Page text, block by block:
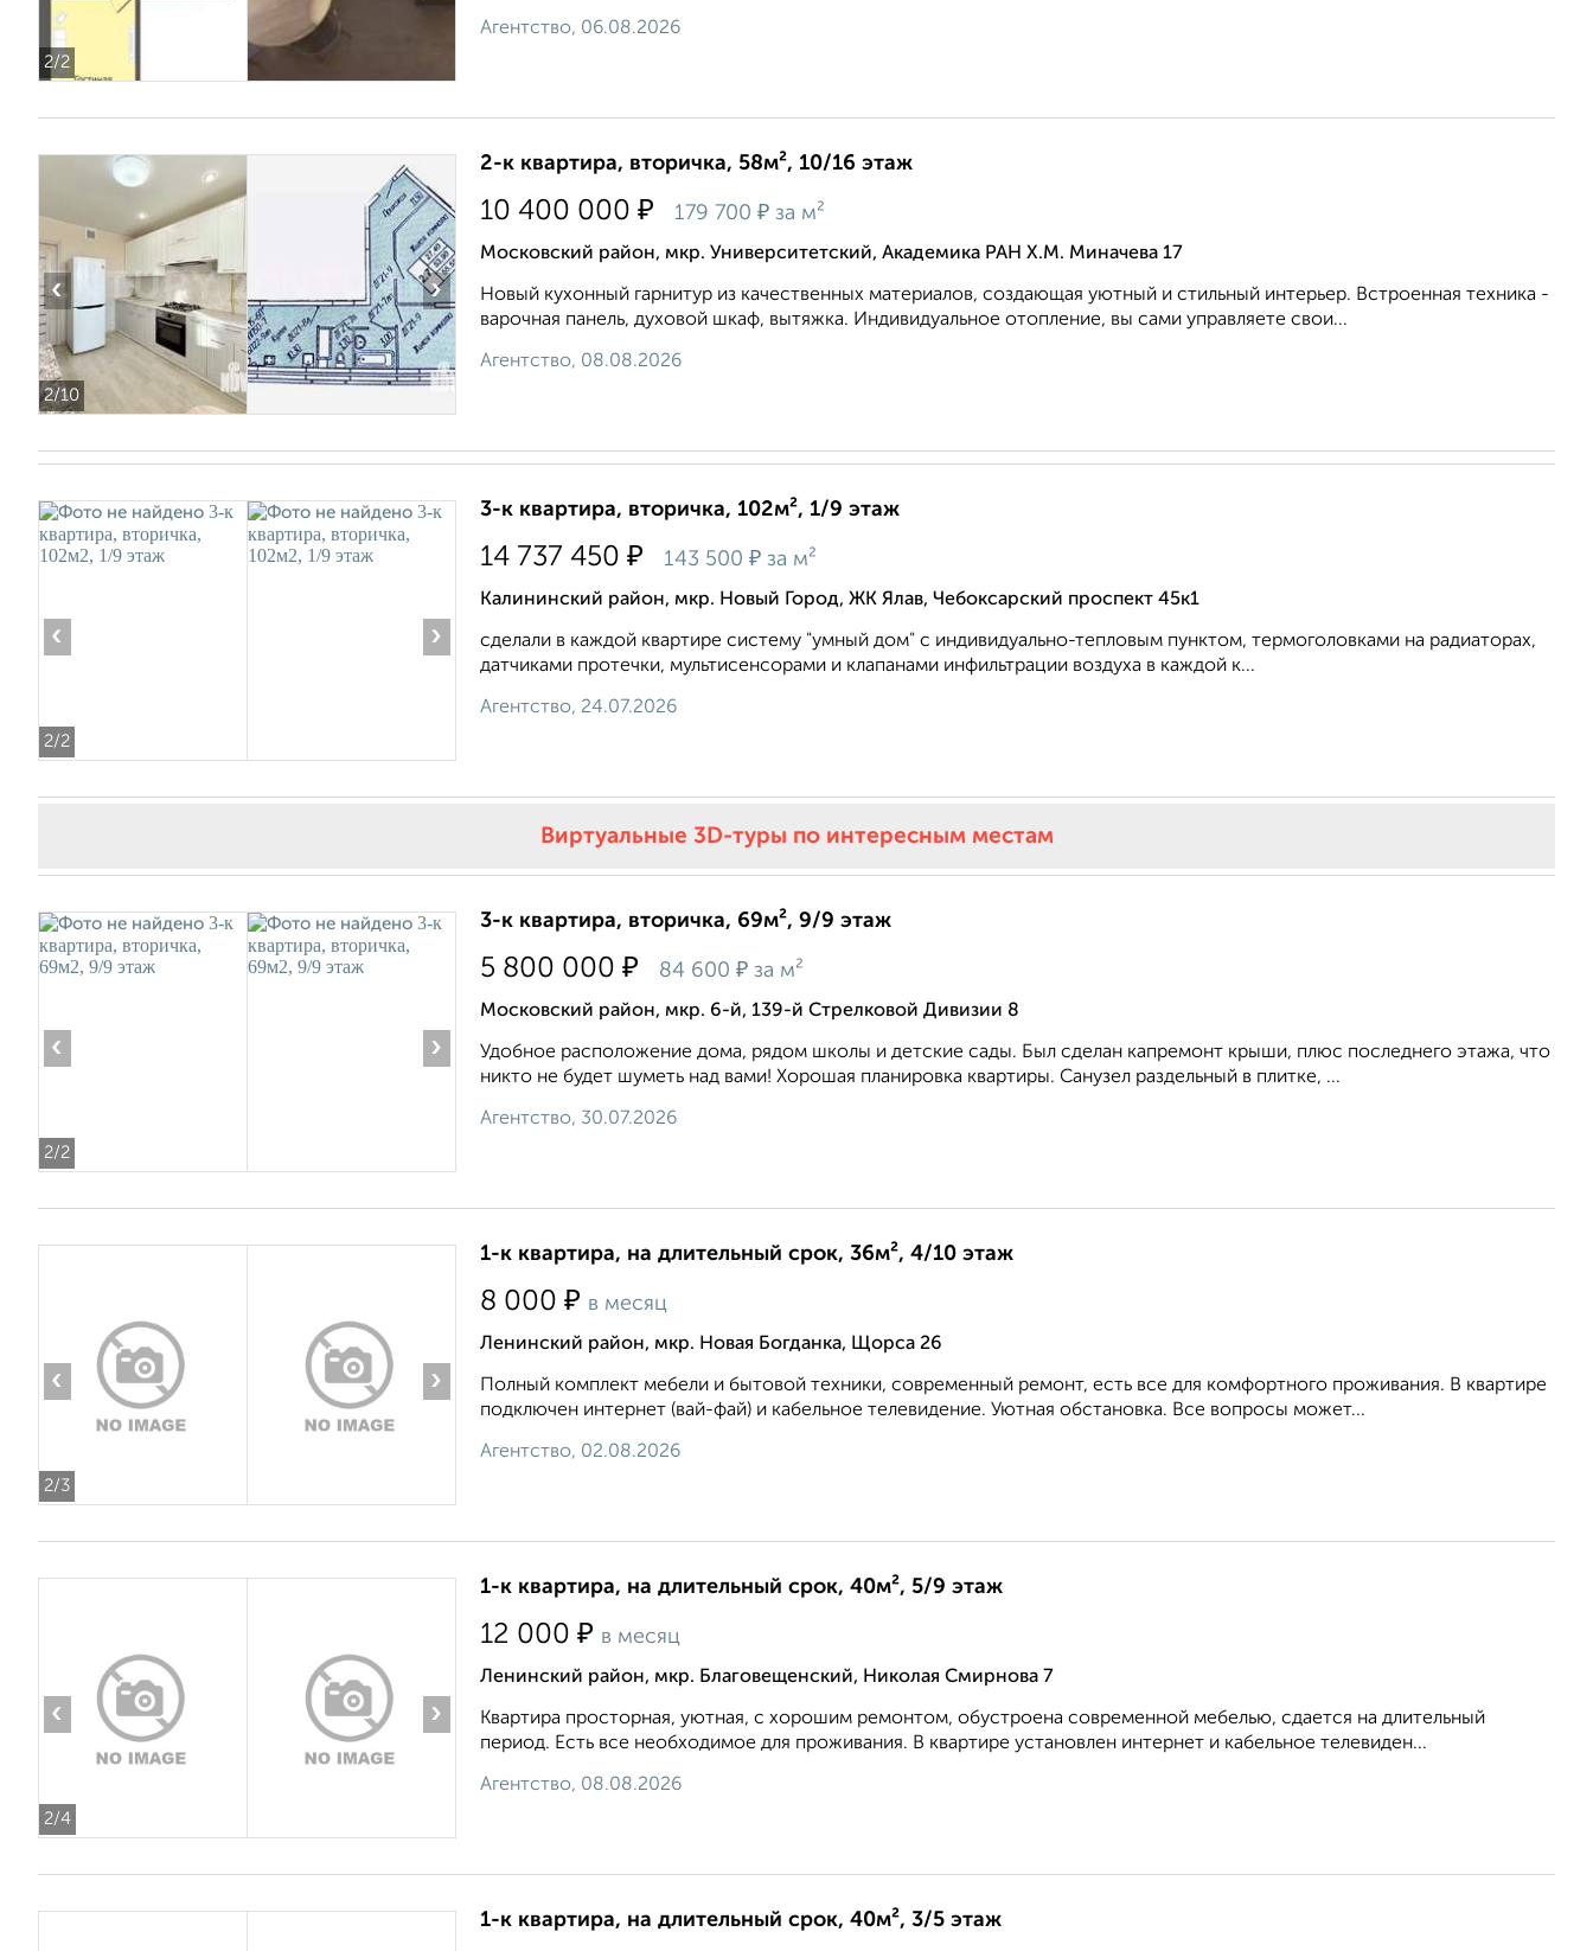
2/2
Агентство, 06.08.2026
2/10
‹ ›
2-к квартира, вторичка, 58м², 10/16 этаж
10 400 000 ₽ 179 700 ₽ за м²
Московский район, мкр. Университетский, Академика РАН Х.М. Миначева 17
Новый кухонный гарнитур из качественных материалов, создающая уютный и стильный интерьер. Встроенная техника -
варочная панель, духовой шкаф, вытяжка. Индивидуальное отопление, вы сами управляете свои...
Агентство, 08.08.2026
2/2
‹ ›
3-к квартира, вторичка, 102м², 1/9 этаж
14 737 450 ₽ 143 500 ₽ за м²
Калининский район, мкр. Новый Город, ЖК Ялав, Чебоксарский проспект 45к1
сделали в каждой квартире систему "умный дом" с индивидуально-тепловым пунктом, термоголовками на радиаторах,
датчиками протечки, мультисенсорами и клапанами инфильтрации воздуха в каждой к...
Агентство, 24.07.2026
Виртуальные 3D-туры по интересным местам
2/2
‹ ›
3-к квартира, вторичка, 69м², 9/9 этаж
5 800 000 ₽ 84 600 ₽ за м²
Московский район, мкр. 6-й, 139-й Стрелковой Дивизии 8
Удобное расположение дома, рядом школы и детские сады. Был сделан капремонт крыши, плюс последнего этажа, что
никто не будет шуметь над вами! Хорошая планировка квартиры. Санузел раздельный в плитке, ...
Агентство, 30.07.2026
2/3
‹ ›
1-к квартира, на длительный срок, 36м², 4/10 этаж
8 000 ₽ в месяц
Ленинский район, мкр. Новая Богданка, Щорса 26
Полный комплект мебели и бытовой техники, современный ремонт, есть все для комфортного проживания. В квартире
подключен интернет (вай-фай) и кабельное телевидение. Уютная обстановка. Все вопросы может...
Агентство, 02.08.2026
2/4
‹ ›
1-к квартира, на длительный срок, 40м², 5/9 этаж
12 000 ₽ в месяц
Ленинский район, мкр. Благовещенский, Николая Смирнова 7
Квартира просторная, уютная, с хорошим ремонтом, обустроена современной мебелью, сдается на длительный
период. Есть все необходимое для проживания. В квартире установлен интернет и кабельное телевиден...
Агентство, 08.08.2026
1-к квартира, на длительный срок, 40м², 3/5 этаж